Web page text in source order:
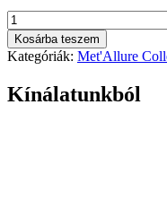
Gingko
levél
nemesacél
nyaklánc
Kosárba teszem
Kategóriák: Met'Allure
Kínálatunkból